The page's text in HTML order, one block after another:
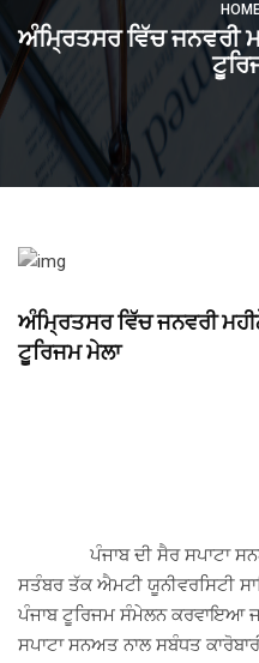
ਅੰਮ੍ਰਿਤਸਰ ਵਿੱਚ ਜਨਵਰੀ
ਅੰਮ੍ਰਿਤਸਰ ਵਿੱਚ ਜਨਵਰੀ
ਟੂਰਿਜਮ ਮੇਲਾ
ਪੰਜਾਬ ਦੀ ਸੈਰ ਸਪਾਟਾ
ਸਤੰਬਰ ਤੱਕ ਐਮਟੀ ਯੂਨੀਵਰਸਿਟੀ
ਪੰਜਾਬ ਟੂਰਿਜਮ ਸੰਮੇਲਨ ਕਰਵਾਇਆ
ਸਪਾਟਾ ਸਨਅਤ ਨਾਲ ਸਬੰਧਤ